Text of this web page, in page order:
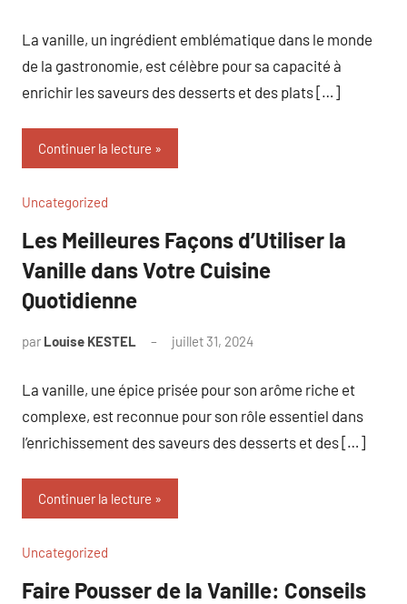
La vanille, un ingrédient emblématique dans le monde
de la gastronomie, est célèbre pour sa capacité à
enrichir les saveurs des desserts et des plats […]
Continuer la lecture
Uncategorized
Les Meilleures Façons d’Utiliser la
Vanille dans Votre Cuisine
Quotidienne
par Louise KESTEL juillet 31, 2024
La vanille, une épice prisée pour son arôme riche et
complexe, est reconnue pour son rôle essentiel dans
l’enrichissement des saveurs des desserts et des […]
Continuer la lecture
Uncategorized
Faire Pousser de la Vanille: Conseils